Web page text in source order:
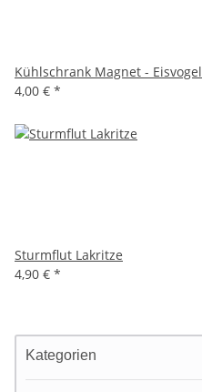
Kühlschrank Magnet - Eisvogel
4,00 € *
Sturmflut Lakritze
4,90 € *
Kategorien